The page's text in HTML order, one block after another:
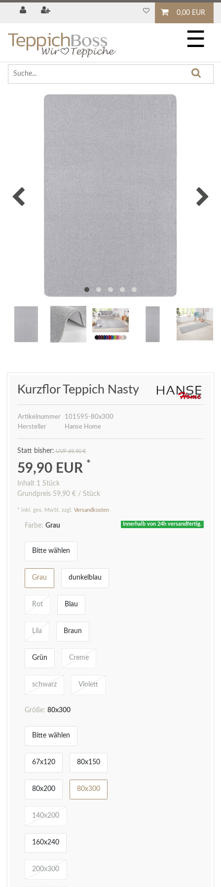
0,00 EUR
☰
Kurzflor Teppich Nasty
Artikelnummer
101595-80x300
Hersteller
Hanse Home
UVP 69,90 €
59,90 EUR *
Inhalt 1 Stück
Grundpreis 59,90 € / Stück
* inkl. ges. MwSt. zzgl. Versandkosten
Innerhalb von 24h versandfertig.
Farbe: Grau
Bitte wählen
Grau dunkelblau
Rot Blau
Lila Braun
Grün Creme
schwarz Violett
Größe: 80x300
Bitte wählen
67x120 80x150
80x200 80x300
140x200
160x240
200x300